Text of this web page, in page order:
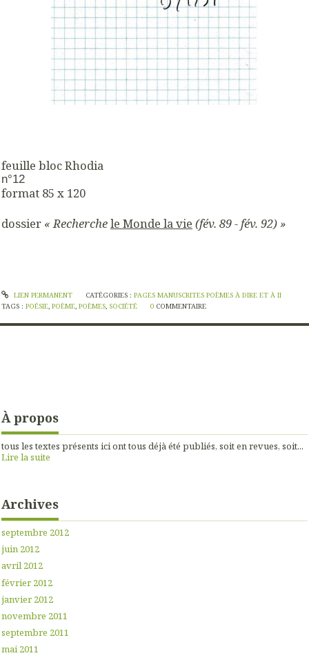
feuille bloc Rhodia
n°12
format 85 x 120
dossier « Recherchele Monde la vie (fév. 89 - fév. 92) »
LIEN PERMANENT CATÉGORIES : PAGES MANUSCRITES POÈMES À DIRE ET À II
TAGS : POÉSIE, POÈME, POÈMES, SOCIÉTÉ 0 COMMENTAIRE
À propos
tous les textes présents ici ont tous déjà été publiés, soit en revues, soit...
Lire la suite
Archives
septembre 2012
juin 2012
avril 2012
février 2012
janvier 2012
novembre 2011
septembre 2011
mai 2011